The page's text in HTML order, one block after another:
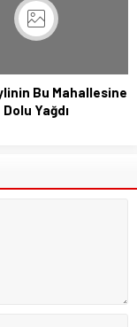
Bu Mahallesine
Dolu Yağdı